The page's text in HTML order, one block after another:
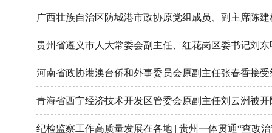
读者服务部
征稿启事
法治文化共建
联系我们
广西壮族自治区防城港市政协原党组成员、副主席陈
贵州省遵义市人大常委会副主任、红花岗区委书记刘
河南省政协港澳台侨和外事委员会原副主任张春香接
青海省西宁经济技术开发区管委会原副主任刘云洲被开
纪检监察工作高质量发展在各地 | 贵州一体贯通“查改